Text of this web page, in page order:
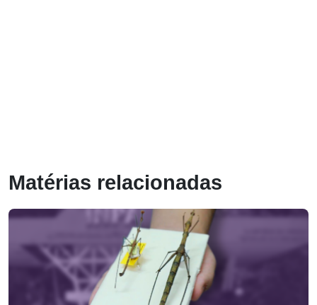
Matérias relacionadas